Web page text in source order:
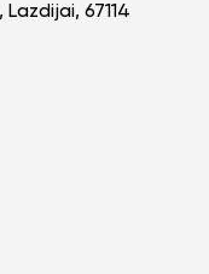
Lazdijai, 67114